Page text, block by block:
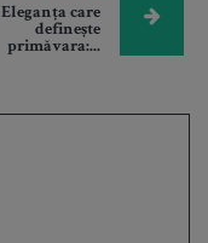
Eleganța care
definește
primăvara:...